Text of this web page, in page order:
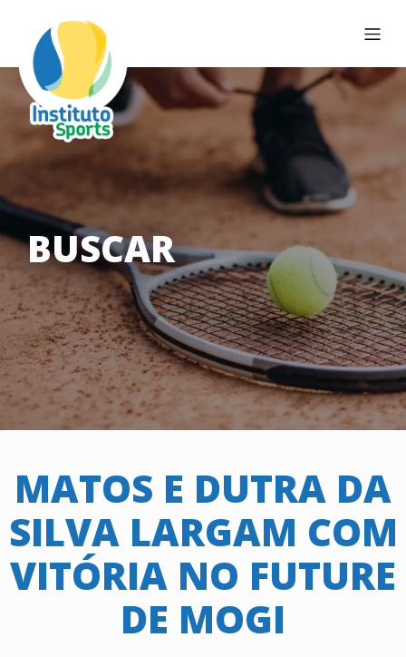
BUSCAR
MATOS E DUTRA DA
SILVA LARGAM COM
VITÓRIA NO FUTURE
DE MOGI